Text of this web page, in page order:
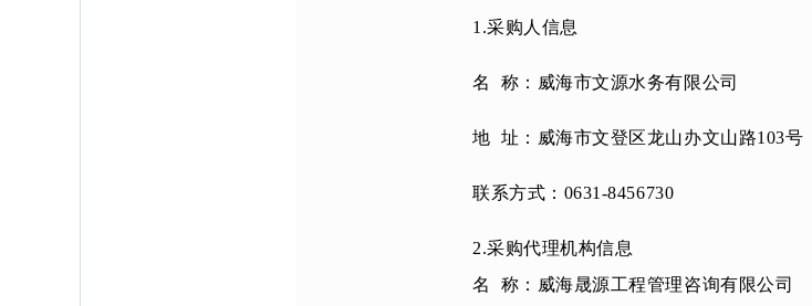
1.采购人信息
名 称： 威海市文源水务有限公司
地 址： 威海市文登区龙山办文山路103号
联系方式： 0631-8456730
2.采购代理机构信息
名 称：威海晟源工程管理咨询有限公司